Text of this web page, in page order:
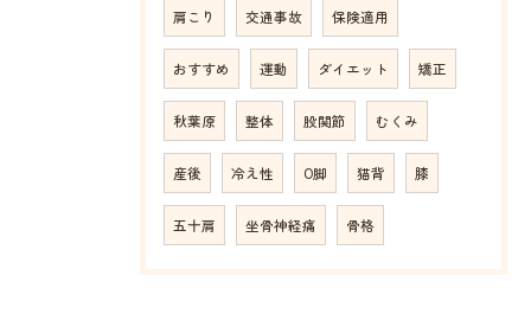
肩こり 交通事故 保険適用
おすすめ 運動 ダイエット 矯正
秋葉原 整体 股関節 むくみ
産後 冷え性 O脚 猫背 膝
五十肩 坐骨神経痛 骨格